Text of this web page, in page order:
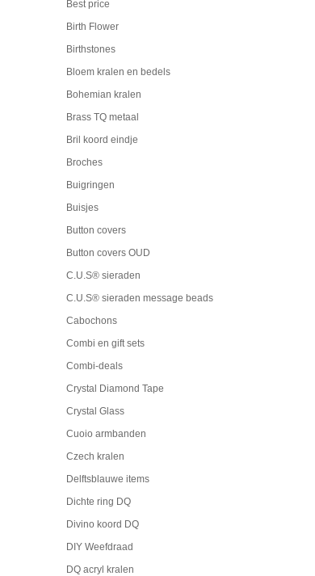
Best price
Birth Flower
Birthstones
Bloem kralen en bedels
Bohemian kralen
Brass TQ metaal
Bril koord eindje
Broches
Buigringen
Buisjes
Button covers
Button covers OUD
C.U.S® sieraden
C.U.S® sieraden message beads
Cabochons
Combi en gift sets
Combi-deals
Crystal Diamond Tape
Crystal Glass
Cuoio armbanden
Czech kralen
Delftsblauwe items
Dichte ring DQ
Divino koord DQ
DIY Weefdraad
DQ acryl kralen